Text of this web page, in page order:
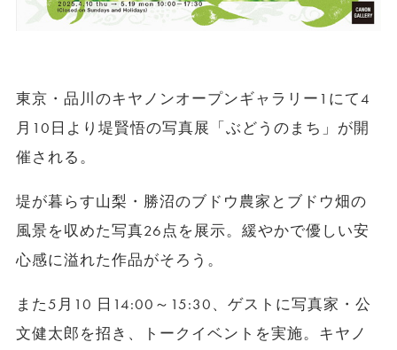
東京・品川のキヤノンオープンギャラリー1にて4
月10日より堤賢悟の写真展「ぶどうのまち」が開
催される。
堤が暮らす山梨・勝沼のブドウ農家とブドウ畑の
風景を収めた写真26点を展示。緩やかで優しい安
心感に溢れた作品がそろう。
また5月10 日14:00～15:30、ゲストに写真家・公
文健太郎を招き、トークイベントを実施。キヤノ